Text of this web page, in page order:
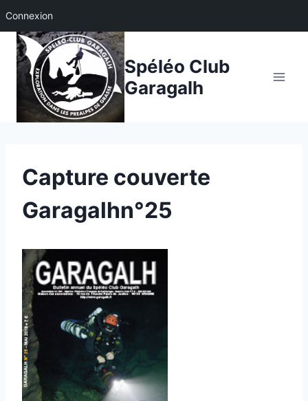
Connexion
Aller
contenu
Spéléo Club
Garagalh
Capture couverte
Garagalhn°25